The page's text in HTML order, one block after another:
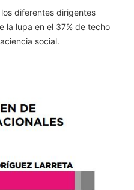
diferentes dirigentes
la lupa en el 37% de techo
social.